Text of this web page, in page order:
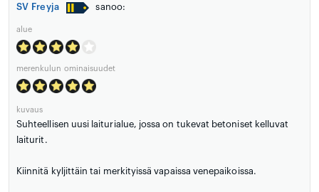
SV Freyja sanoo:
alue
merenkulun ominaisuudet
kuvaus
Suhteellisen uusi laiturialue, jossa on tukevat betoniset kelluvat
laiturit.
Kiinnitä kyljittäin tai merkityissä vapaissa venepaikoissa.